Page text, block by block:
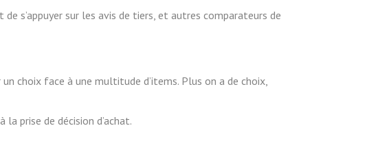
s’appuyer sur les avis de tiers, et autres comparateurs de
choix face à une multitude d’items. Plus on a de choix,
prise de décision d’achat.